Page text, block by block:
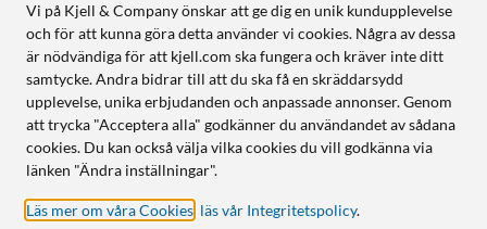
Bra skick
Finns i flera varianter
USB 3.1 Gen 1 (150 MB/s)
USB-A- och USB-C-kontakt
För både datorer, mobiler
och surfplattor
Online: 1+ st
Finns i 3 varianter
USB 3.2 Gen 1
USB-C-kontakt
För både datorer, mobiler
och surfplattor
Vi på Kjell & Company önskar att ge dig en unik kundupplevelse
och för att kunna göra detta använder vi cookies. Några av dessa
är nödvändiga för att kjell.com ska fungera och kräver inte ditt
samtycke. Andra bidrar till att du ska få en skräddarsydd
upplevelse, unika erbjudanden och anpassade annonser. Genom
att trycka "Acceptera alla" godkänner du användandet av sådana
cookies. Du kan också välja vilka cookies du vill godkänna via
länken "Ändra inställningar".
Läs mer om våra Cookies läs vår Integritetspolicy.